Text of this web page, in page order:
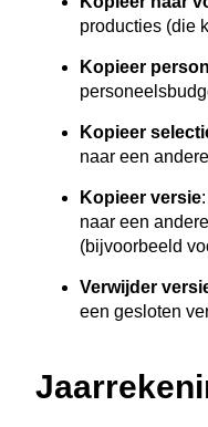
producties (die
Kopieer
Kopieer
naar een
Kopieer versie
naar een
(bijvoorbeeld
Verwijder
een gesloten